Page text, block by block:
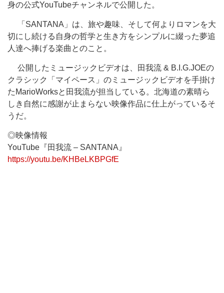
身の公式YouTubeチャンネルで公開した。
「SANTANA」は、旅や趣味、そして何よりロマンを大
切にし続ける自身の哲学と生き方をシンプルに綴った夢追
人達へ捧げる楽曲とのこと。
公開したミュージックビデオは、田我流 & B.I.G.JOEの
クラシック「マイペース」のミュージックビデオを手掛け
たMarioWorksと田我流が担当している。北海道の素晴ら
しき自然に感謝が止まらない映像作品に仕上がっているそ
うだ。
◎映像情報
YouTube『田我流 – SANTANA』
https://youtu.be/KHBeLKBPGfE